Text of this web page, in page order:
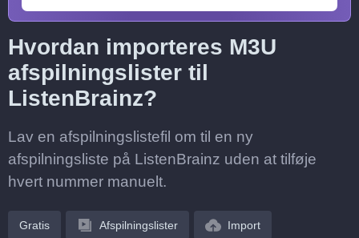
Hvordan importeres M3U
afspilningslister til
ListenBrainz?
Lav en afspilningslistefil om til en ny
afspilningsliste på ListenBrainz uden at tilføje
hvert nummer manuelt.
Gratis Afspilningslister Import